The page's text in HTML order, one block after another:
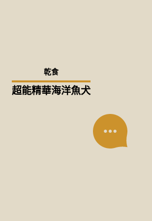
乾食
超能精華海洋魚犬